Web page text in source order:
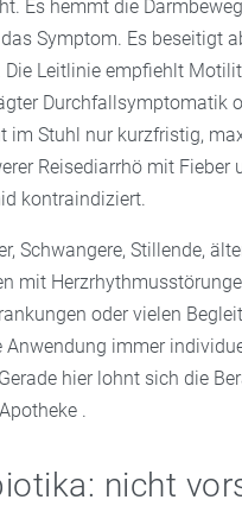
Es hemmt die
Symptom. Es beseitigt
Die Leitlinie empfiehlt
Durchfallsymptomatik
im Stuhl nur kurzfristig,
Reisediarrhö mit Fieber
kontraindiziert.
Schwangere, Stillende,
mit
oder vielen
Anwendung immer
hier lohnt sich die
.
nicht